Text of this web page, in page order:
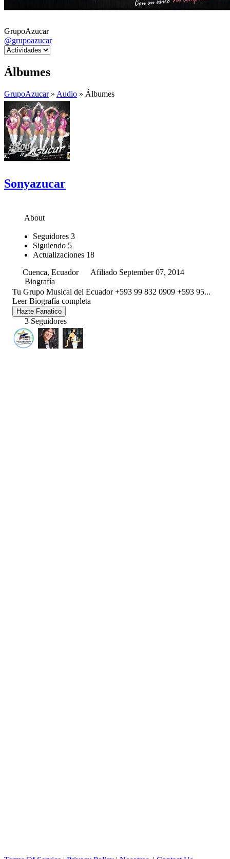
GrupoAzucar
@grupoazucar
Álbumes
GrupoAzucar» Audio » Álbumes
Sonyazucar
About
Seguidores 3
Siguiendo 5
Actualizaciones 18
Cuenca, Ecuador
Afiliado September 07, 2014
Biografía
Tu Grupo Musical del Ecuador +593 99 832 0909 +593 95...
Leer Biografía completa
Hazte Fanatico
3 Seguidores